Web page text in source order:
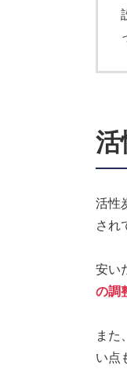
活
活性
され
安い
の調
また
い点